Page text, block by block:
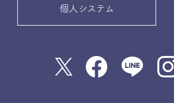
個人システム